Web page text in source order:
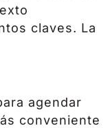
claves. La
agendar
conveniente